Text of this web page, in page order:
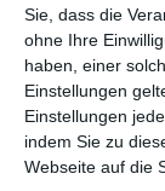
Sie, dass die
ohne Ihre
haben, einer
Einstellungen
Einstellungen
indem Sie zu
Webseite auf die